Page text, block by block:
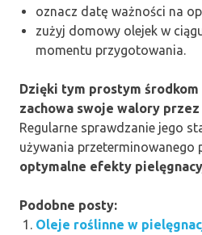
oznacz datę ważności na
zużyj domowy olejek w
momentu przygotowania.
Dzięki tym prostym
zachowa swoje walory przez
Regularne sprawdzanie jego
używania przeterminowanego
optymalne efekty
Podobne posty:
Oleje roślinne w